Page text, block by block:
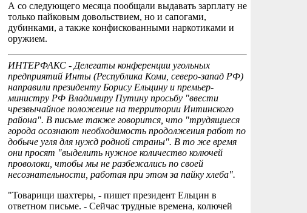
А со следующего месяца пообщали выдавать зарплату не
только пайковым довольствием, но и сапогами,
дубинками, а также конфискованными наркотиками и
оружием.
ИНТЕРФАКС - Делегаты конференции угольных
предприятий Инты (Республика Коми, северо-запад РФ)
направили президенту Борису Ельцину и премьер-
министру РФ Владимиру Путину просьбу "ввести
чрезвычайное положение на территории Интинского
района". В письме также говорится, что "трудящиеся
города осознают необходимость продолжения работ по
добыче угля для нужд родной страны". В то же время
они просят "выделить нужное количество колючей
проволоки, чтобы мы не разбежались по своей
несознательности, работая при этом за пайку хлеба".
"Товарищи шахтеры, - пишет президент Ельцин в
ответном письме. - Сейчас трудные времена, колючей